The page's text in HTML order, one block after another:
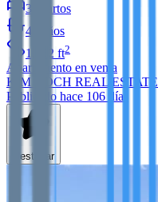
3
cuartos
4
baños
1,852 ft2
Apartamento en venta
KIM KOCH REAL ESTATE
Publicado hace 106 días
Destacar